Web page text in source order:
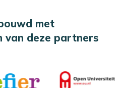
met
van deze partners